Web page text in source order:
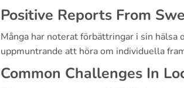
Positive Reports From
Många har noterat förbättringar i sin
uppmuntrande att höra om individuella
Common Challenges In